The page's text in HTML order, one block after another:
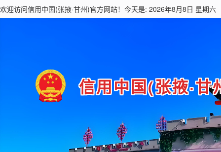
欢迎访问信用中国(张掖·甘州)官方网站！今天是: 2026年8月8日 星期六
信用中国(张掖·甘